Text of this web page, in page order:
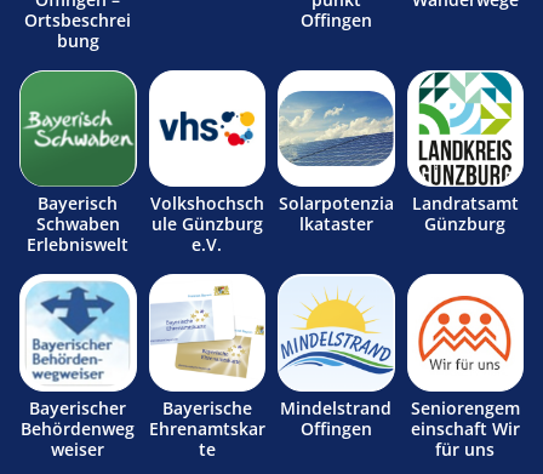
Ortsbeschrei
bung
Offingen
Bayerisch
Schwaben
Erlebniswelt
Volkshochsch
ule Günzburg
e.V.
Solarpotenzia
lkataster
Landratsamt
Günzburg
Bayerischer
Behördenweg
weiser
Bayerische
Ehrenamtskar
te
Mindelstrand
Offingen
Seniorengem
einschaft Wir
für uns